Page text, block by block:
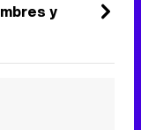
y